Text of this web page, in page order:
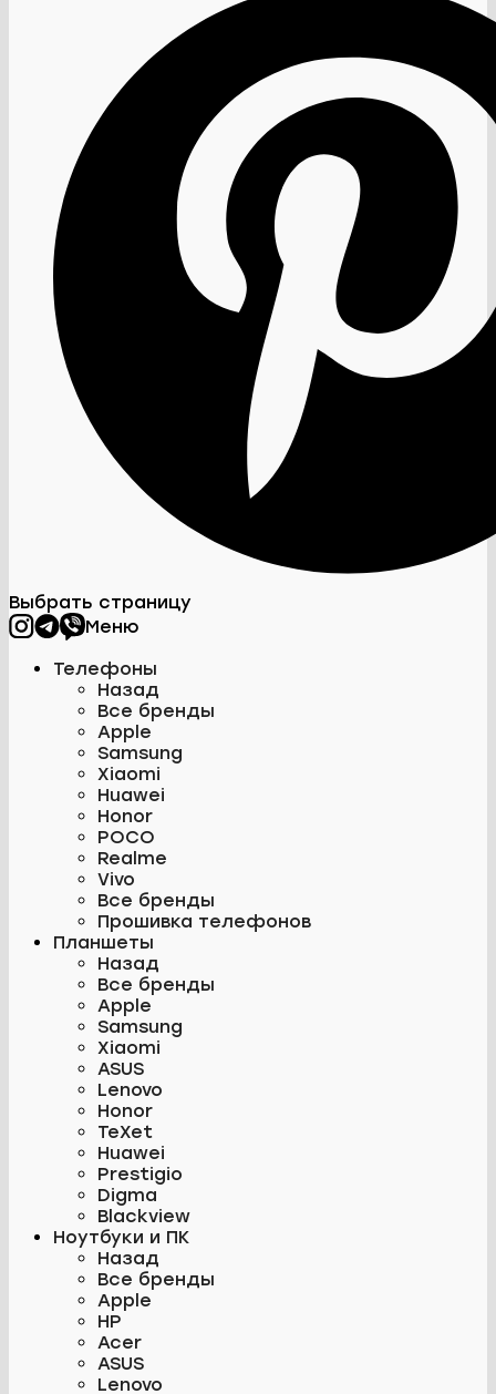
Выбрать страницу
Меню
Телефоны
Назад
Все бренды
Apple
Samsung
Xiaomi
Huawei
Honor
POCO
Realme
Vivo
Все бренды
Прошивка телефонов
Планшеты
Назад
Все бренды
Apple
Samsung
Xiaomi
ASUS
Lenovo
Honor
TeXet
Huawei
Prestigio
Digma
Blackview
Ноутбуки и ПК
Назад
Все бренды
Apple
HP
Acer
ASUS
Lenovo